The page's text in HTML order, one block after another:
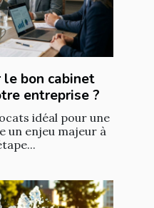
le bon cabinet
entreprise ?
idéal pour une
un enjeu majeur à